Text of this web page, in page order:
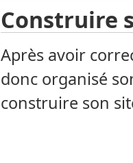
Construire
Après avoir
donc organisé
construire son